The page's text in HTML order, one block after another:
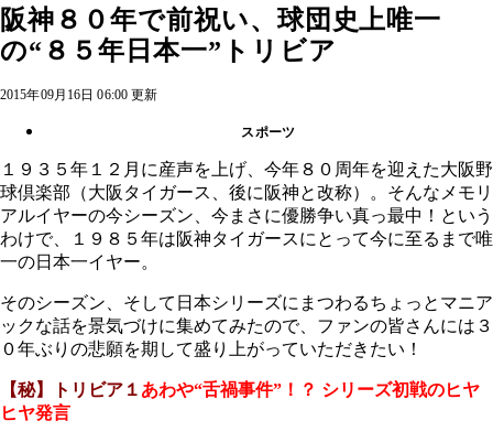
阪神８０年で前祝い、球団史上唯一
の“８５年日本一”トリビア
2015年09月16日 06:00 更新
スポーツ
１９３５年１２月に産声を上げ、今年８０周年を迎えた大阪野
球倶楽部（大阪タイガース、後に阪神と改称）。そんなメモリ
アルイヤーの今シーズン、今まさに優勝争い真っ最中！という
わけで、１９８５年は阪神タイガースにとって今に至るまで唯
一の日本一イヤー。
そのシーズン、そして日本シリーズにまつわるちょっとマニア
ックな話を景気づけに集めてみたので、ファンの皆さんには３
０年ぶりの悲願を期して盛り上がっていただきたい！
【秘】トリビア１ あわや“舌禍事件”！？ シリーズ初戦のヒヤ
ヒヤ発言